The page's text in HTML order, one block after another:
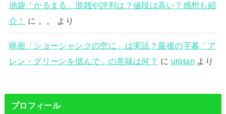
池袋「かるまる」混雑や評判は？値段は高い？感想も紹
介！
に 。。 より
映画「ショーシャンクの空に」は実話？最後の字幕「ア
レン・グリーンを偲んで」の意味は何？ に urotan より
プロフィール